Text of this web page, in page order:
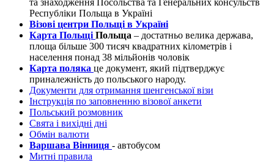
та знаходження Посольства та Генеральних консульств
Республіки Польща в Україні
Візові центри Польщі в Україні
Карта Польщі Польща – достатньо велика держава,
площа більше 300 тисяч квадратних кілометрів і
населення понад 38 мільйонів чоловік
Карта поляка це документ, який підтверджує
приналежність до польського народу.
Документи для отримання шенгенської візи
Інструкція по заповненню візової анкети
Польський розмовник
Свята і вихідні дні
Обмін валюти
Варшава Вінниця - автобусом
Митні правила